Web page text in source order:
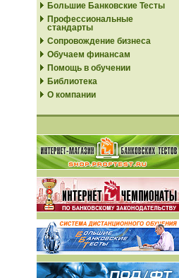
Большие Банковские Тесты
Профессиональные
стандарты
Сопровождение бизнеса
Обучаем финансам
Помощь в обучении
Библиотека
О компании